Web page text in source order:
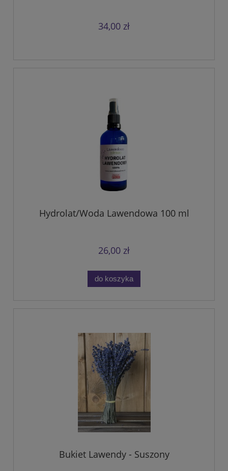
34,00 zł
Hydrolat/Woda Lawendowa 100 ml
26,00 zł
do koszyka
Bukiet Lawendy - Suszony